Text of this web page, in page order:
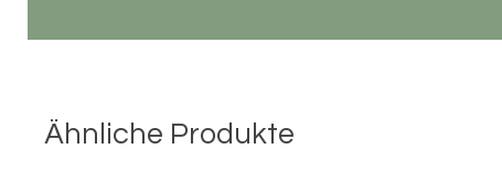
Ähnliche Produkte